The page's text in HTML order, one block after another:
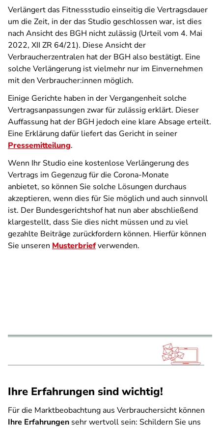
Verlängert das Fitnessstudio einseitig die Vertragsdauer
um die Zeit, in der das Studio geschlossen war, ist dies
nach Ansicht des BGH nicht zulässig (Urteil vom 4. Mai
2022, XII ZR 64/21). Diese Ansicht der
Verbraucherzentralen hat der BGH also bestätigt. Eine
solche Verlängerung ist vielmehr nur im Einvernehmen
mit den Verbraucher:innen möglich.
Einige Gerichte haben in der Vergangenheit solche
Vertragsanpassungen zwar für zulässig erklärt. Dieser
Auffassung hat der BGH jedoch eine klare Absage erteilt.
Eine Erklärung dafür liefert das Gericht in seiner
Pressemitteilung.
Wenn Ihr Studio eine kostenlose Verlängerung des
Vertrags im Gegenzug für die Corona-Monate
anbietet, so können Sie solche Lösungen durchaus
akzeptieren, wenn dies für Sie möglich und auch sinnvoll
ist. Der Bundesgerichtshof hat nun aber abschließend
klargestellt, dass Sie dies nicht müssen und zu viel
gezahlte Beiträge zurückfordern können. Hierfür können
Sie unseren Musterbriefverwenden.
Ihre Erfahrungen sind wichtig!
Für die Marktbeobachtung aus Verbrauchersicht können
Ihre Erfahrungen sehr wertvoll sein: Schildern Sie uns